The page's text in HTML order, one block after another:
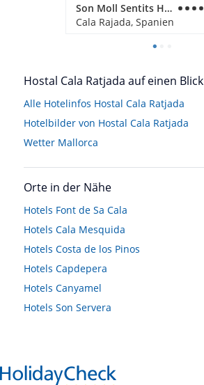
Son Moll Sentits Hotel & Spa
Cala Rajada, Spanien
Hostal Cala Ratjada auf einen Blick
Alle Hotelinfos Hostal Cala Ratjada
Hotelbilder von Hostal Cala Ratjada
Wetter Mallorca
Orte in der Nähe
Hotels Font de Sa Cala
Hotels Cala Mesquida
Hotels Costa de los Pinos
Hotels Capdepera
Hotels Canyamel
Hotels Son Servera